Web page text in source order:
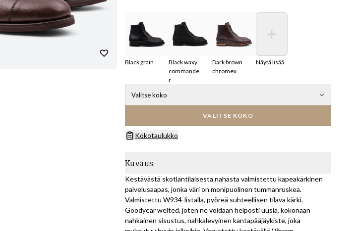
Black grain
Black waxy
commande
r
Dark brown
chromex
Näytä lisää
Valitse koko
VALITSE KOKO
Kokotaulukko
Kuvaus
Kestävästä skotlantilaisesta nahasta valmistettu kapeakärkinen
palvelusaapas, jonka väri on monipuolinen tummanruskea.
Valmistettu W934-listalla, pyöreä suhteellisen tilava kärki.
Goodyear welted, joten ne voidaan helposti uusia, kokonaan
nahkainen sisustus, nahkalevyinen kantapääjäykiste, joka